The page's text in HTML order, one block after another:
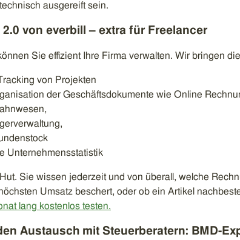
ausgereift sein.
2.0 von everbill – extra für Freelancer
Sie effizient Ihre Firma verwalten. Wir bringen
von Projekten
der Geschäftsdokumente wie Online
Unternehmensstatistik
Sie wissen jederzeit und von überall, welche
Umsatz beschert, oder ob ein Artikel
lang kostenlos testen.
Austausch mit Steuerberatern: BMD-